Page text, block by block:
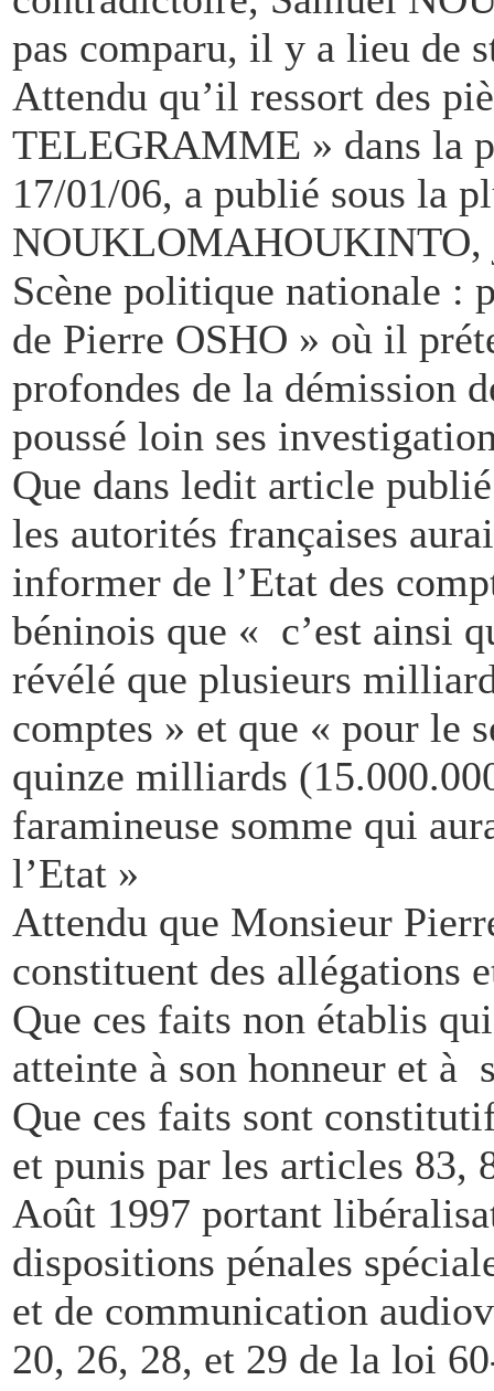
pas comparu, il y a lieu de
Attendu qu’il ressort des
TELEGRAMME » dans la
17/01/06, a publié sous la
NOUKLOMAHOUKINTO,
Scène politique nationale :
de Pierre OSHO » où il
profondes de la démission
poussé loin ses
Que dans ledit article
les autorités françaises
informer de l’Etat des
béninois que « c’est ainsi
révélé que plusieurs
comptes » et que « pour le
quinze milliards
faramineuse somme qui
l’Etat »
Attendu que Monsieur
constituent des allégations
Que ces faits non établis
atteinte à son honneur et à
Que ces faits sont
et punis par les articles 83,
Août 1997 portant
dispositions pénales
et de communication
20, 26, 28, et 29 de la loi